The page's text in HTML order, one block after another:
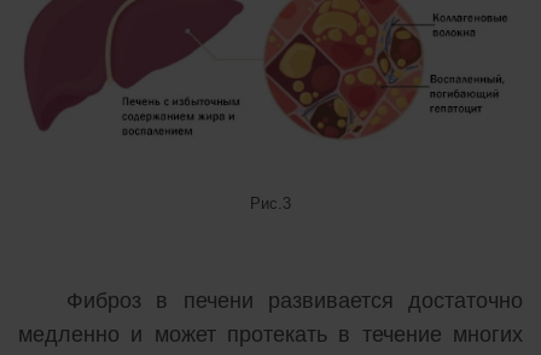
Рис.3
Фиброз в печени развивается достаточно
медленно и может протекать в течение многих